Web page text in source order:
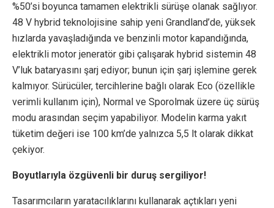
%50’si boyunca tamamen elektrikli sürüşe olanak sağlıyor.
48 V hybrid teknolojisine sahip yeni Grandland’de, yüksek
hızlarda yavaşladığında ve benzinli motor kapandığında,
elektrikli motor jeneratör gibi çalışarak hybrid sistemin 48
V’luk bataryasını şarj ediyor; bunun için şarj işlemine gerek
kalmıyor. Sürücüler, tercihlerine bağlı olarak Eco (özellikle
verimli kullanım için), Normal ve Sporolmak üzere üç sürüş
modu arasından seçim yapabiliyor. Modelin karma yakıt
tüketim değeri ise 100 km’de yalnızca 5,5 lt olarak dikkat
çekiyor.
Boyutlarıyla özgüvenli bir duruş sergiliyor!
Tasarımcıların yaratacılıklarını kullanarak açtıkları yeni